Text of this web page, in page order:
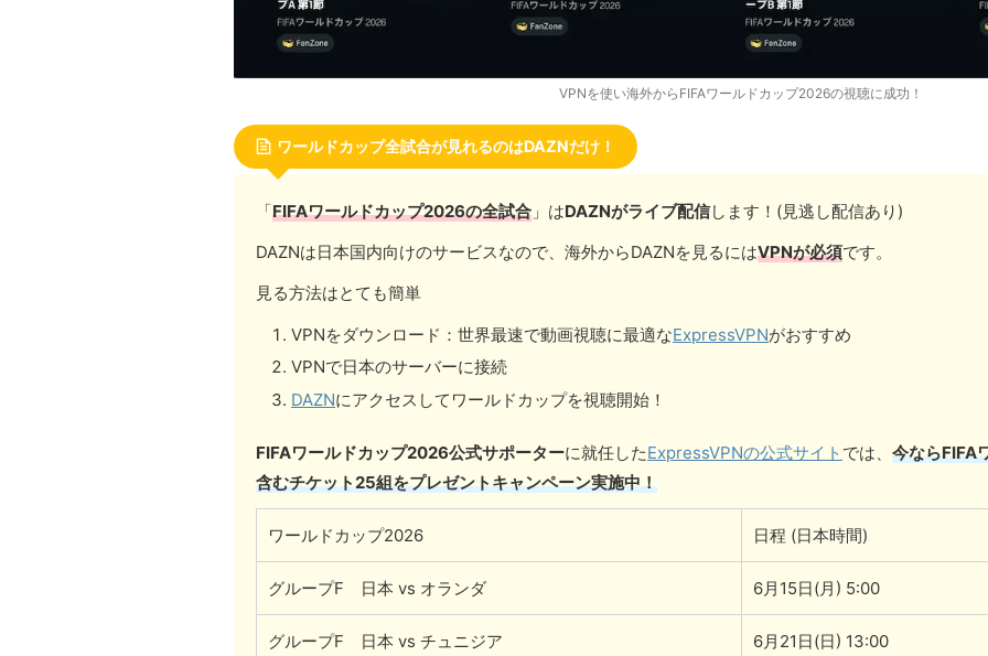
VPNを使い海外からFIFAワールドカップ2026の視聴に成功！
ワールドカップ全試合が見れるのはDAZNだけ！
「FIFAワールドカップ2026の全試合 」はDAZNがライブ配信します！(見逃し配信あり)
DAZNは日本国内向けのサービスなので、海外からDAZNを見るにはVPNが必須です。
見る方法はとても簡単
VPNをダウンロード：世界最速で動画視聴に最適なExpressVPNがおすすめ
VPNで日本のサーバーに接続
DAZNにアクセスしてワールドカップを視聴開始！
FIFAワールドカップ2026公式サポーターに就任したExpressVPNの公式サイト では、 今ならFIFA
含むチケット25組をプレゼントキャンペーン実施中！
ワールドカップ2026 日程 (日本時間)
グループF 日本 vs オランダ 6月15日(月) 5:00
グループF 日本 vs チュニジア 6月21日(日) 13:00